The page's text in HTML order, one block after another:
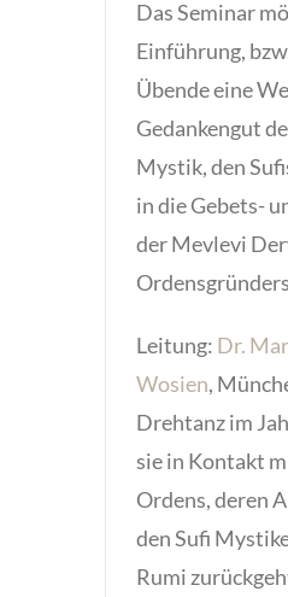
Das Seminar
Einführung,
Übende eine
Gedankengut
Mystik, den
in die Gebets-
der Mevlevi
Leitung: Dr.
Wosien,
Drehtanz im
sie in Kontakt
Ordens, deren
den Sufi
Rumi